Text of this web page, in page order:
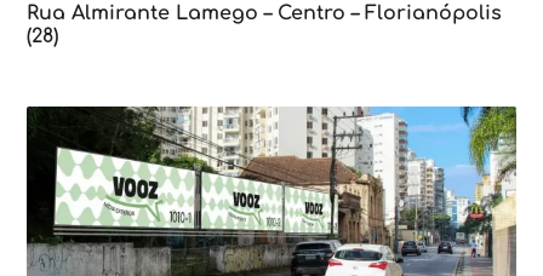
Rua Almirante Lamego – Centro – Florianópolis
(28)